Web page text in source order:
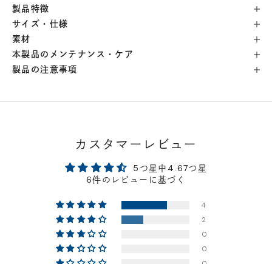
横浜店
軽井澤工房店 - 在庫 -×
- 在庫 -△
店舗に在庫がある場合、お支払金額が合計300,000
製品特徴
サイズ・仕様
素材
本製品のメンテナンス・ケア
製品の注意事項
カスタマーレビュー
5つ星中4.67つ星
6件のレビューに基づく
4
2
0
0